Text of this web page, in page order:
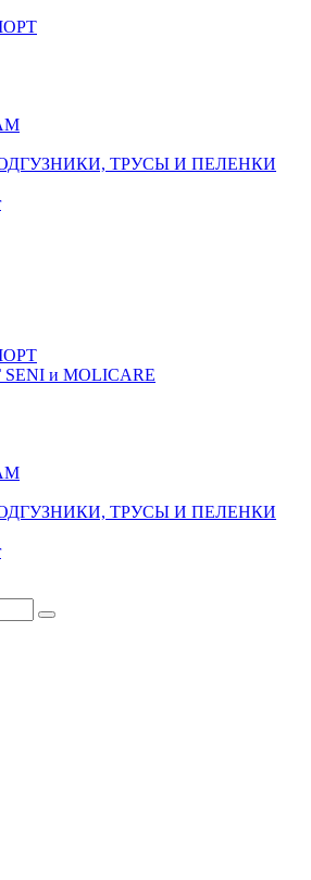
ТРУСЫ И ПЕЛЕНКИ
и MOLICARE
ТРУСЫ И ПЕЛЕНКИ